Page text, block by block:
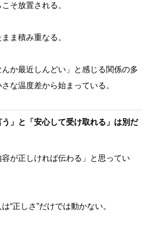
そ放置される。
ま積み重なる。
か最近しんどい」と感じる関係の多
な温度差から始まっている。
う」と「安心して受け取れる」は別だ
容が正しければ伝わる」と思ってい
“正しさ”だけでは動かない。